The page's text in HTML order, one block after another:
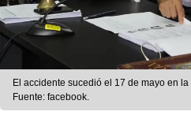
El accidente sucedió el 17 de mayo en
Fuente: facebook.